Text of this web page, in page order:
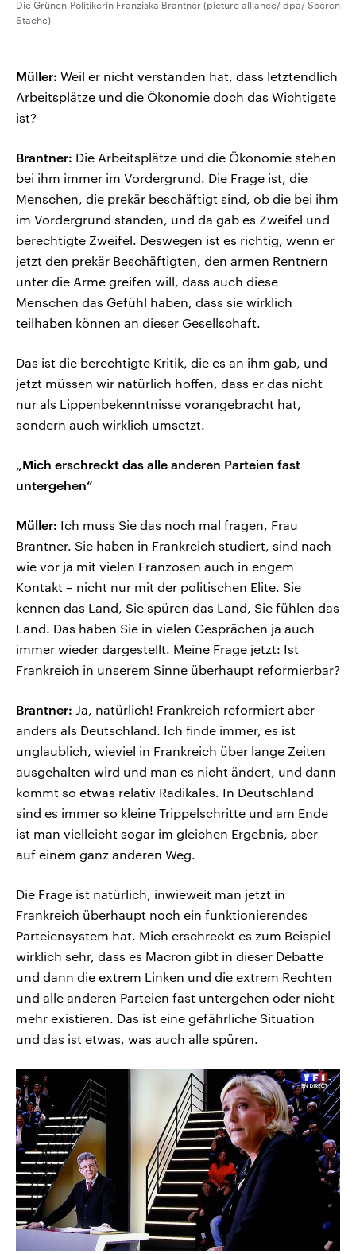
Die Grünen-Politikerin Franziska Brantner (picture alliance/ dpa/ Soeren
Stache)
Müller: Weil er nicht verstanden hat, dass letztendlich
Arbeitsplätze und die Ökonomie doch das Wichtigste
ist?
Brantner: Die Arbeitsplätze und die Ökonomie stehen
bei ihm immer im Vordergrund. Die Frage ist, die
Menschen, die prekär beschäftigt sind, ob die bei ihm
im Vordergrund standen, und da gab es Zweifel und
berechtigte Zweifel. Deswegen ist es richtig, wenn er
jetzt den prekär Beschäftigten, den armen Rentnern
unter die Arme greifen will, dass auch diese
Menschen das Gefühl haben, dass sie wirklich
teilhaben können an dieser Gesellschaft.
Das ist die berechtigte Kritik, die es an ihm gab, und
jetzt müssen wir natürlich hoffen, dass er das nicht
nur als Lippenbekenntnisse vorangebracht hat,
sondern auch wirklich umsetzt.
„Mich erschreckt das alle anderen Parteien fast
untergehen“
Müller: Ich muss Sie das noch mal fragen, Frau
Brantner. Sie haben in Frankreich studiert, sind nach
wie vor ja mit vielen Franzosen auch in engem
Kontakt – nicht nur mit der politischen Elite. Sie
kennen das Land, Sie spüren das Land, Sie fühlen das
Land. Das haben Sie in vielen Gesprächen ja auch
immer wieder dargestellt. Meine Frage jetzt: Ist
Frankreich in unserem Sinne überhaupt reformierbar?
Brantner: Ja, natürlich! Frankreich reformiert aber
anders als Deutschland. Ich finde immer, es ist
unglaublich, wieviel in Frankreich über lange Zeiten
ausgehalten wird und man es nicht ändert, und dann
kommt so etwas relativ Radikales. In Deutschland
sind es immer so kleine Trippelschritte und am Ende
ist man vielleicht sogar im gleichen Ergebnis, aber
auf einem ganz anderen Weg.
Die Frage ist natürlich, inwieweit man jetzt in
Frankreich überhaupt noch ein funktionierendes
Parteiensystem hat. Mich erschreckt es zum Beispiel
wirklich sehr, dass es Macron gibt in dieser Debatte
und dann die extrem Linken und die extrem Rechten
und alle anderen Parteien fast untergehen oder nicht
mehr existieren. Das ist eine gefährliche Situation
und das ist etwas, was auch alle spüren.